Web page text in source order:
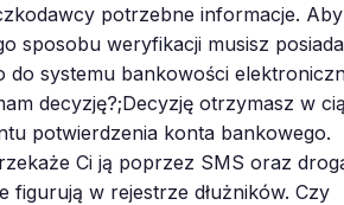
potrzebne informacje. Aby
sposobu weryfikacji musisz
do systemu bankowości
decyzję?;Decyzję otrzymasz w
potwierdzenia konta bankowego.
Ci ją poprzez SMS oraz
figurują w rejestrze dłużników. Czy